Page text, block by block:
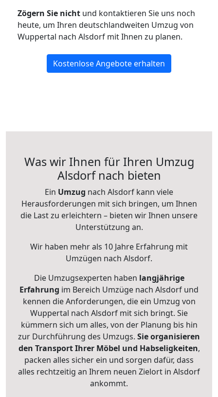
Zögern Sie nicht und kontaktieren Sie uns noch
heute, um Ihren deutschlandweiten Umzug von
Wuppertal nach Alsdorf mit Ihnen zu planen.
Kostenlose Angebote erhalten
Was wir Ihnen für Ihren Umzug
Alsdorf nach bieten
Ein Umzug nach Alsdorf kann viele
Herausforderungen mit sich bringen, um Ihnen
die Last zu erleichtern – bieten wir Ihnen unsere
Unterstützung an.
Wir haben mehr als 10 Jahre Erfahrung mit
Umzügen nach Alsdorf.
Die Umzugsexperten haben langjährige
Erfahrung im Bereich Umzüge nach Alsdorf und
kennen die Anforderungen, die ein Umzug von
Wuppertal nach Alsdorf mit sich bringt. Sie
kümmern sich um alles, von der Planung bis hin
zur Durchführung des Umzugs. Sie organisieren
den Transport Ihrer Möbel und Habseligkeiten,
packen alles sicher ein und sorgen dafür, dass
alles rechtzeitig an Ihrem neuen Zielort in Alsdorf
ankommt.